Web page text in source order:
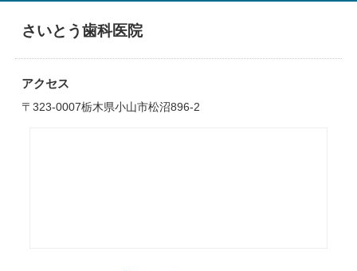
さいとう歯科医院
アクセス
〒323-0007栃木県小山市松沼896-2